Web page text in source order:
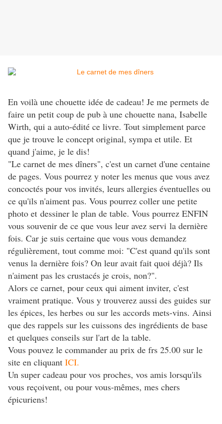
En voilà une chouette idée de cadeau! Je me permets de
faire un petit coup de pub à une chouette nana, Isabelle
Wirth, qui a auto-édité ce livre. Tout simplement parce
que je trouve le concept original, sympa et utile. Et
quand j'aime, je le dis!
"Le carnet de mes dîners", c'est un carnet d'une centaine
de pages. Vous pourrez y noter les menus que vous avez
concoctés pour vos invités, leurs allergies éventuelles ou
ce qu'ils n'aiment pas. Vous pourrez coller une petite
photo et dessiner le plan de table. Vous pourrez ENFIN
vous souvenir de ce que vous leur avez servi la dernière
fois. Car je suis certaine que vous vous demandez
régulièrement, tout comme moi: "C'est quand qu'ils sont
venus la dernière fois? On leur avait fait quoi déjà? Ils
n'aiment pas les crustacés je crois, non?".
Alors ce carnet, pour ceux qui aiment inviter, c'est
vraiment pratique. Vous y trouverez aussi des guides sur
les épices, les herbes ou sur les accords mets-vins. Ainsi
que des rappels sur les cuissons des ingrédients de base
et quelques conseils sur l'art de la table.
Vous pouvez le commander au prix de frs 25.00 sur le
site en cliquant ICI.
Un super cadeau pour vos proches, vos amis lorsqu'ils
vous reçoivent, ou pour vous-mêmes, mes chers
épicuriens!